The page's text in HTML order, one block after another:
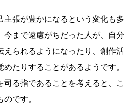
主張が豊かになるという変化も多
今まで遠慮がちだった人が、自分
えられるようになったり、創作活
たりすることがあるようです。
司る指であることを考えると、こ
です。
社